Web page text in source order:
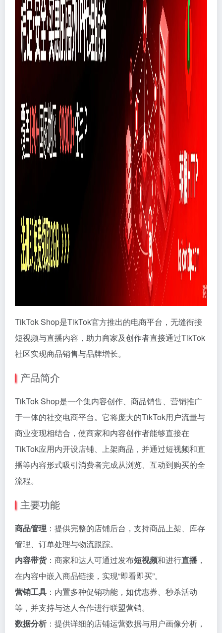
TikTok Shop是TikTok官方推出的电商平台，无缝衔接
短视频与直播内容，助力商家及创作者直接通过TikTok
社区实现商品销售与品牌增长。
产品简介
TikTok Shop是一个集内容创作、商品销售、营销推广
于一体的社交电商平台。它将庞大的TikTok用户流量与
商业变现相结合，使商家和内容创作者能够直接在
TikTok应用内开设店铺、上架商品，并通过短视频和直
播等内容形式吸引消费者完成从浏览、互动到购买的全
流程。
主要功能
商品管理 ：提供完整的店铺后台，支持商品上架、库存
管理、订单处理与物流跟踪。
内容带货：商家和达人可通过发布短视频和进行直播 ，
在内容中嵌入商品链接，实现“即看即买”。
营销工具 ：内置多种促销功能，如优惠券、秒杀活动
等，并支持与达人合作进行联盟营销。
数据分析 ：提供详细的店铺运营数据与用户画像分析，